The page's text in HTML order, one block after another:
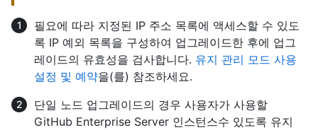
필요에 따라 지정된 IP 주소 목록에 액세스할 수 있도
록 IP 예외 목록을 구성하여 업그레이드한 후에 업그
레이드의 유효성을 검사합니다. 유지 관리 모드 사용
설정 및 예약을(를) 참조하세요.
단일 노드 업그레이드의 경우 사용자가 사용할
GitHub Enterprise Server 인스턴스수 있도록 유지